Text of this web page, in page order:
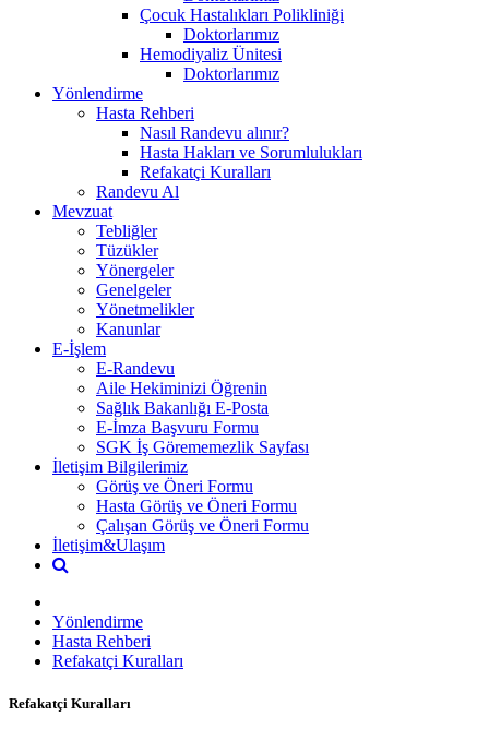
Çocuk Hastalıkları Polikliniği
Doktorlarımız
Hemodiyaliz Ünitesi
Doktorlarımız
Yönlendirme
Hasta Rehberi
Nasıl Randevu alınır?
Hasta Hakları ve Sorumlulukları
Refakatçi Kuralları
Randevu Al
Mevzuat
Tebliğler
Tüzükler
Yönergeler
Genelgeler
Yönetmelikler
Kanunlar
E-İşlem
E-Randevu
Aile Hekiminizi Öğrenin
Sağlık Bakanlığı E-Posta
E-İmza Başvuru Formu
SGK İş Görememezlik Sayfası
İletişim Bilgilerimiz
Görüş ve Öneri Formu
Hasta Görüş ve Öneri Formu
Çalışan Görüş ve Öneri Formu
İletişim&Ulaşım
Yönlendirme
Hasta Rehberi
Refakatçi Kuralları
Refakatçi Kuralları